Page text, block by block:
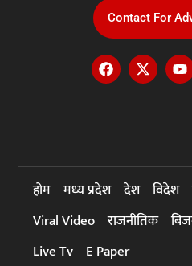
Contact For
होम मध्य प्रदेश देश विदेश
Viral Video राजनीतिक
Live Tv
E Paper